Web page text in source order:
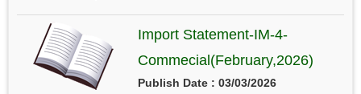
Import Statement-IM-4-
Commecial(February,2026)
Publish Date : 03/03/2026